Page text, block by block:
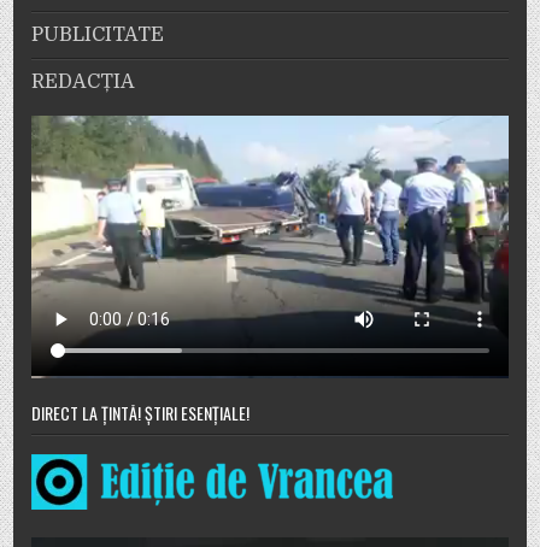
PUBLICITATE
REDACȚIA
DIRECT LA ȚINTĂ! ȘTIRI ESENȚIALE!